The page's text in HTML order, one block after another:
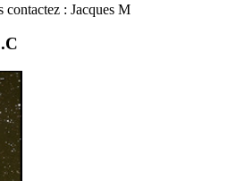
contactez : Jacques M